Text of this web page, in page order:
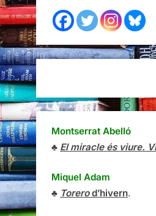
Montserrat Abelló
♣ El miracle és viure.
Miquel Adam
♣ Torerod’hivern.